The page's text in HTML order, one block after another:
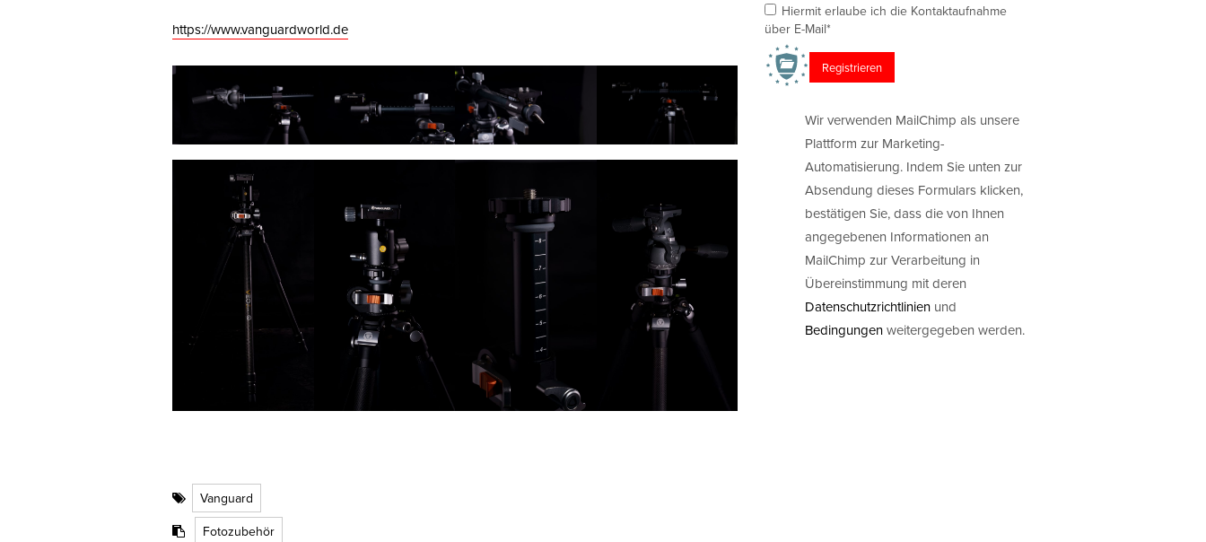
https://www.vanguardworld.de
Vanguard
Fotozubehör
Hiermit erlaube ich die Kontaktaufnahme
über E-Mail*
Wir verwenden MailChimp als unsere
Plattform zur Marketing-
Automatisierung. Indem Sie unten zur
Absendung dieses Formulars klicken,
bestätigen Sie, dass die von Ihnen
angegebenen Informationen an
MailChimp zur Verarbeitung in
Übereinstimmung mit deren
Datenschutzrichtlinien und
Bedingungenweitergegeben werden.